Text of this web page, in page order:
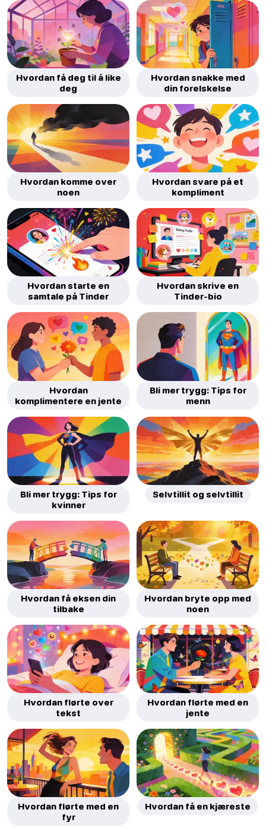
Hvordan få deg til å like
deg
Hvordan snakke med
din forelskelse
Hvordan komme over
noen
Hvordan svare på et
kompliment
Hvordan starte en
samtale på Tinder
Hvordan skrive en
Tinder-bio
Hvordan
komplimentere en jente
Bli mer trygg: Tips for
menn
Bli mer trygg: Tips for
kvinner
Selvtillit og selvtillit
Hvordan få eksen din
tilbake
Hvordan bryte opp med
noen
Hvordan flørte over
tekst
Hvordan flørte med en
jente
Hvordan flørte med en
fyr
Hvordan få en kjæreste